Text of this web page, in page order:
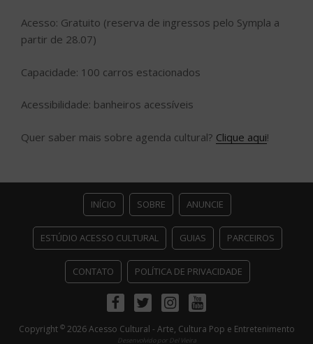
Acesso: Gratuito (reserva de ingressos pelo Sympla a
partir de 28.07)
Capacidade: 100 carros estacionados
Acessibilidade: banheiros acessíveis
Quer saber mais sobre agenda cultural? Clique aqui!
INÍCIO SOBRE ANUNCIE
ESTÚDIO ACESSO CULTURAL GUIAS PARCEIROS
CONTATO POLÍTICA DE PRIVACIDADE
FacebookTwitterInstagramYoutube
Copyright ©2026 Acesso Cultural - Arte, Cultura Pop e Entretenimento
Desenvolvido por Del Vieira